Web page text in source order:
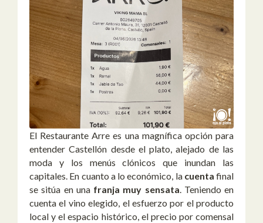
El Restaurante Arre es una magnífica opción para
entender Castellón desde el plato, alejado de las
moda y los menús clónicos que inundan las
capitales. En cuanto a lo económico, la cuenta final
se sitúa en una franja muy sensata. Teniendo en
cuenta el vino elegido, el esfuerzo por el producto
local y el espacio histórico, el precio por comensal